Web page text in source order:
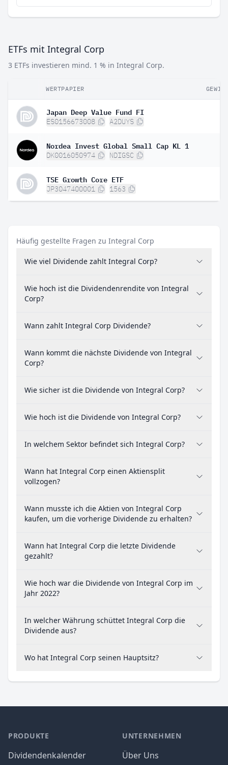
ETFs mit Integral Corp
3 ETFs investieren mind. 1 % in Integral Corp.
WERTPAPIER
Japan Deep Value Fund FI
ES0156673008 A2DUYS
Nordea Invest Global Small Cap KL 1
DK0016050974 NDIGSC
TSE Growth Core ETF
JP3047400001 1563
Häufig gestellte Fragen zu Integral Corp
Wie viel Dividende zahlt Integral Corp?
Wie hoch ist die Dividendenrendite von Integral
Corp?
Wann zahlt Integral Corp Dividende?
Wann kommt die nächste Dividende von Integral
Corp?
Wie sicher ist die Dividende von Integral Corp?
Wie hoch ist die Dividende von Integral Corp?
In welchem Sektor befindet sich Integral Corp?
Wann hat Integral Corp einen Aktiensplit
vollzogen?
Wann musste ich die Aktien von Integral Corp
kaufen, um die vorherige Dividende zu erhalten?
Wann hat Integral Corp die letzte Dividende
gezahlt?
Wie hoch war die Dividende von Integral Corp im
Jahr 2022?
In welcher Währung schüttet Integral Corp die
Dividende aus?
Wo hat Integral Corp seinen Hauptsitz?
PRODUKTE
Dividendenkalender
UNTERNEHMEN
Über Uns